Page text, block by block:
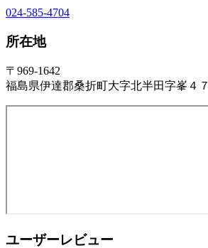
024-585-4704
所在地
〒969-1642
福島県伊達郡桑折町大字北半田字峯４７
ユーザーレビュー